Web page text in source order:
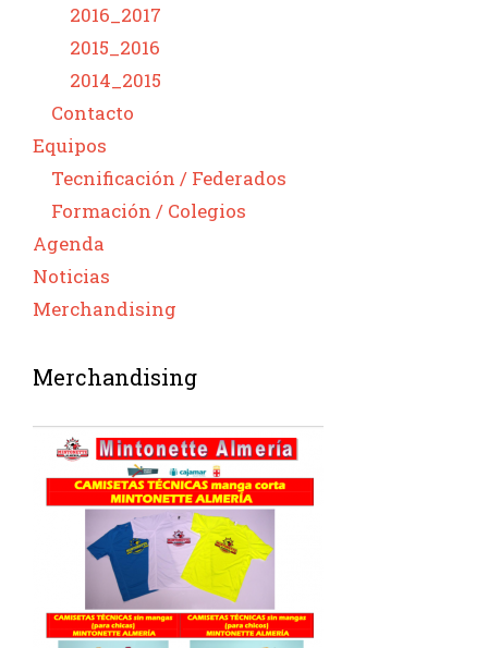
2016_2017
2015_2016
2014_2015
Contacto
Equipos
Tecnificación / Federados
Formación / Colegios
Agenda
Noticias
Merchandising
Merchandising